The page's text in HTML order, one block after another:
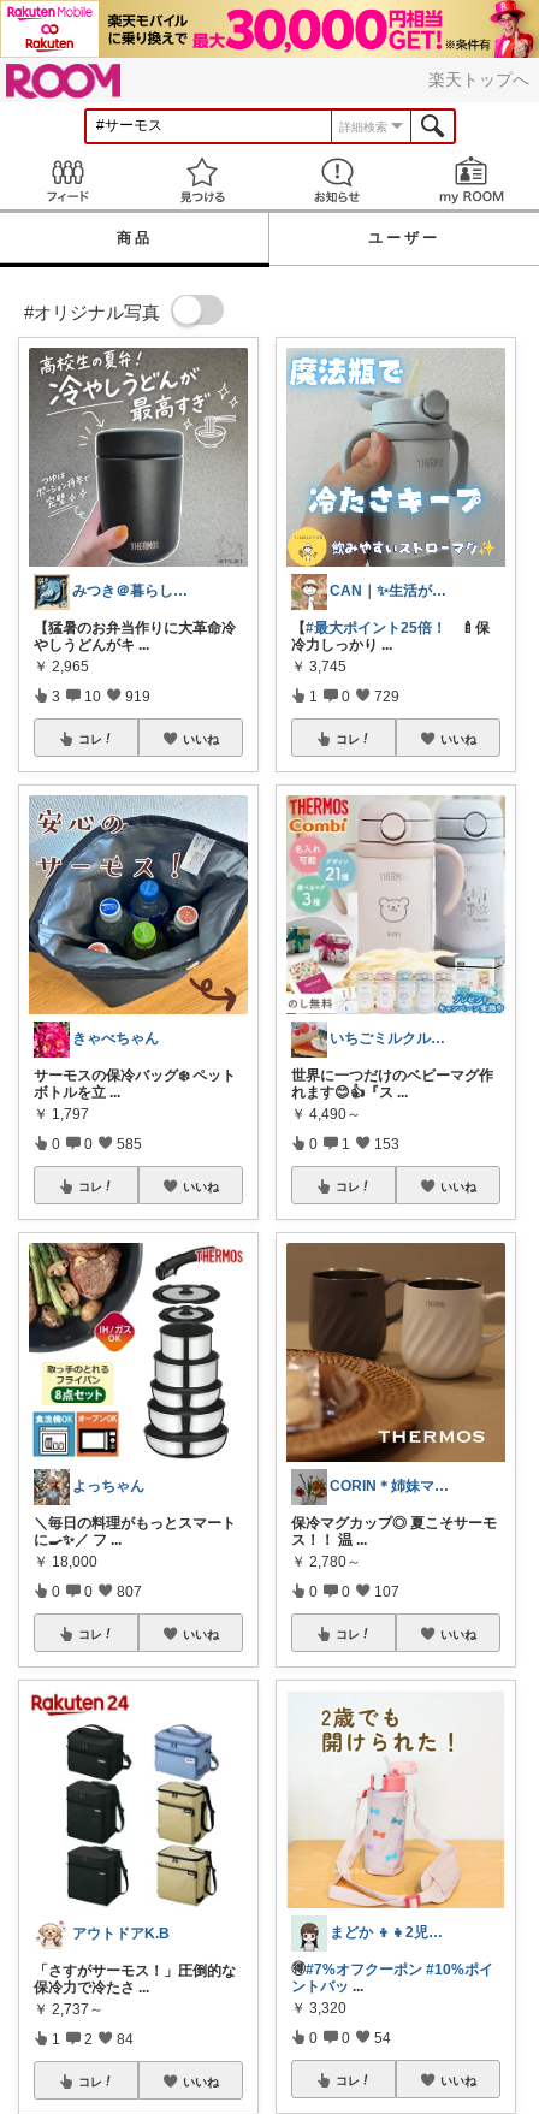
楽天トップへ
詳細検索
見つける お知らせ
商品 ユーザー
#オリジナル写真
みつき＠暮らしのお気に入り
【猛暑のお弁当作りに大革命冷
やしうどんがキ ...
￥ 2,965
3 10 919
コレ いいね
きゃべちゃん
サーモスの保冷バッグ❄️ ペット
ボトルを立 ...
￥ 1,797
0 0 585
コレ いいね
よっちゃん
＼毎日の料理がもっとスマート
に🍳✨／ フ ...
￥ 18,000
0 0 807
コレ いいね
アウトドアK.B
「さすがサーモス！」圧倒的な
保冷力で冷たさ ...
￥ 2,737～
1 2 84
コレ いいね
CAN｜✨生活が楽になる✨
【#最大ポイント25倍！
🍼保
冷力しっかり ...
￥ 3,745
1 0 729
コレ いいね
いちごミルクル 育児 美容 洋服など
世界に一つだけのベビーマグ作
れます😊👍『ス ...
￥ 4,490～
0 1 153
コレ いいね
CORIN＊姉妹ママ＊ぜんぶオリ写＊
保冷マグカップ◎ 夏こそサーモ
ス！！ 温 ...
￥ 2,780～
0 0 107
コレ いいね
まどか 👦👧2児のママ
🉐#7%オフクーポン #10%ポイ
ントバッ ...
￥ 3,320
0 0 54
コレ いいね